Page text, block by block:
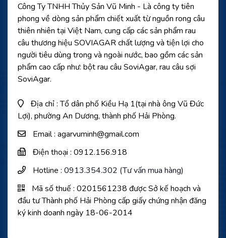
Công Ty TNHH Thủy Sản Vũ Minh - Là công ty tiên
phong về dòng sản phẩm chiết xuất từ nguồn rong câu
thiên nhiên tại Việt Nam, cung cấp các sản phẩm rau
câu thương hiệu SOVIAGAR chất lượng và tiện lợi cho
người tiêu dùng trong và ngoài nước, bao gồm các sản
phẩm cao cấp như: bột rau câu SoviAgar, rau câu sợi
SoviAgar.
Địa chỉ : Tổ dân phố Kiều Hạ 1(tại nhà ông Vũ Đức
Lợi), phường An Dương, thành phố Hải Phòng.
Email : agarvuminh@gmail.com
Điện thoại : 0912.156.918
Hotline : 0913.354.302 (Tư vấn mua hàng)
Mã số thuế : 0201561238 được Sở kế hoạch và
đầu tư Thành phố Hải Phòng cấp giấy chứng nhận đăng
ký kinh doanh ngày 18-06-2014